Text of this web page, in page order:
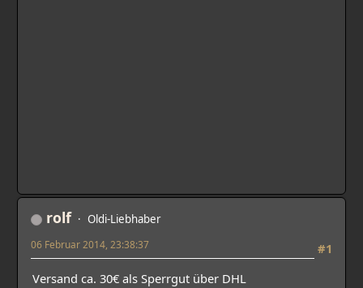
rolf Oldi-Liebhaber
#1
06 Februar 2014, 23:38:37
Versand ca. 30€ als Sperrgut über DHL